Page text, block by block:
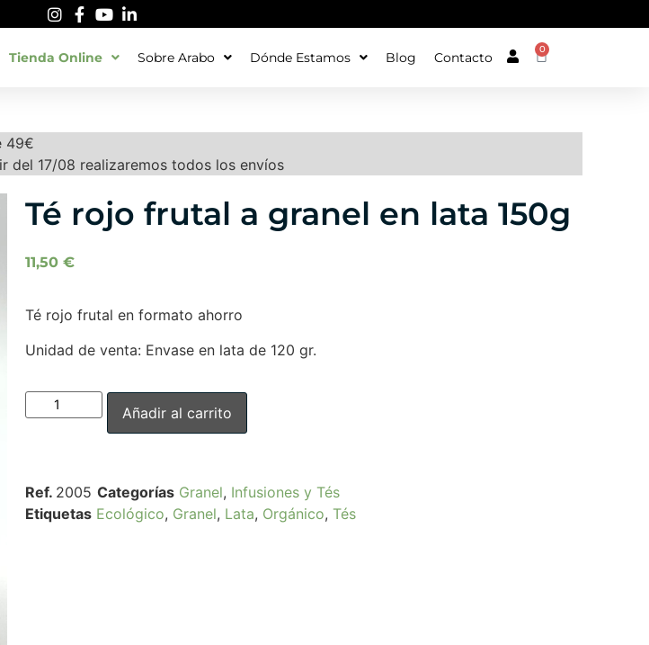
Tienda Online Sobre Arabo Dónde Estamos Blog Contacto
0
49€
del 17/08 realizaremos todos los envíos
Té rojo frutal a granel en lata 150g
11,50 €
Té rojo frutal en formato ahorro
Unidad de venta: Envase en lata de 120 gr.
Añadir al carrito
Ref. 2005 Categorías Granel, Infusiones y Tés
Etiquetas Ecológico, Granel, Lata, Orgánico, Tés